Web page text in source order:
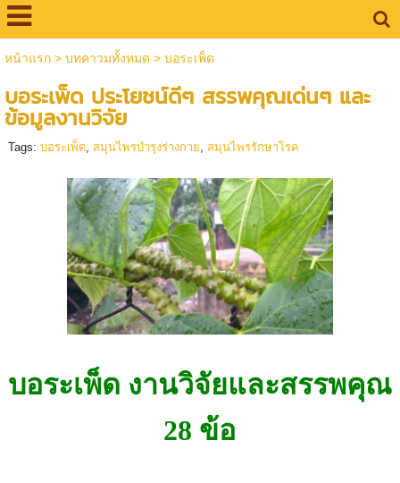
หน้าแรก> บทคาวมทั้งหมด > บอระเพ็ด
บอระเพ็ด ประโยชน์ดีๆ สรรพคุณเด่นๆ และ
ข้อมูลงานวิจัย
Tags: บอระเพ็ด, สมุนไพรบำรุงร่างกาย, สมุนไพรรักษาโรค
บอระเพ็ด งานวิจัยและสรรพคุณ
28 ข้อ